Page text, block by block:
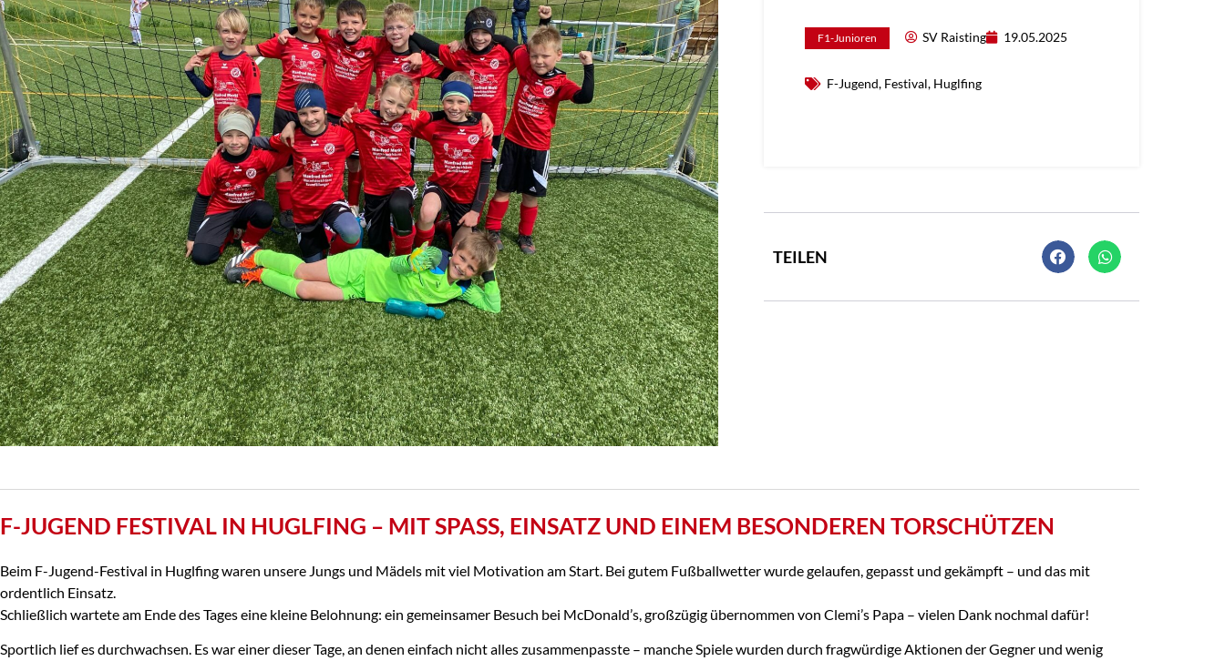
F1-Junioren SV Raisting 19.05.2025
F-Jugend, Festival, Huglfing
TEILEN
F-JUGEND FESTIVAL IN HUGLFING – MIT SPASS, EINSATZ UND EINEM BESONDEREN TORSCHÜTZEN
Beim F-Jugend-Festival in Huglfing waren unsere Jungs und Mädels mit viel Motivation am Start. Bei gutem Fußballwetter wurde gelaufen, gepasst und gekämpft – und das mit
ordentlich Einsatz.
Schließlich wartete am Ende des Tages eine kleine Belohnung: ein gemeinsamer Besuch bei McDonald’s, großzügig übernommen von Clemi’s Papa – vielen Dank nochmal dafür!
Sportlich lief es durchwachsen. Es war einer dieser Tage, an denen einfach nicht alles zusammenpasste – manche Spiele wurden durch fragwürdige Aktionen der Gegner und wenig